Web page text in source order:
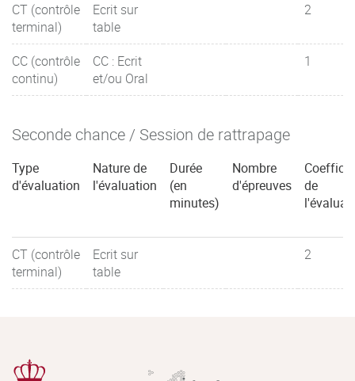
CT (contrôle
terminal)
Ecrit sur
table
2
CC (contrôle
continu)
CC : Ecrit
et/ou Oral
1
Seconde chance / Session de rattrapage
Type
d'évaluation
Nature de
l'évaluation
Durée
(en
minutes)
Nombre
d'épreuves
de
CT (contrôle
terminal)
Ecrit sur
table
2